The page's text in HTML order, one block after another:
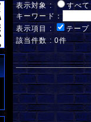
表示対象 :
すべて
キーワード：
表示項目 :
テープ
該当件数 : 0件